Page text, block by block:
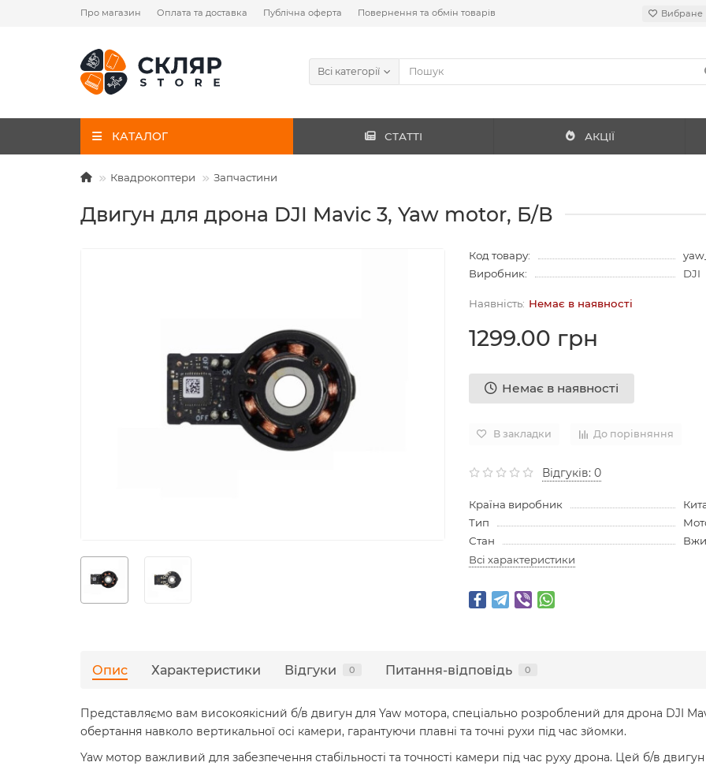
Про магазин Оплата та доставка Публічна оферта Повернення та обмін товарів Вибране
Всі категорії
КАТАЛОГ СТАТТІ АКЦІЇ
Квадрокоптери Запчастини
Двигун для дрона DJI Mavic 3, Yaw motor, Б/В
Код товару:
Виробник:
DJI
Немає в наявності
1299.00 грн
Немає в наявності
В закладки До порівняння
Відгуків: 0
Країна виробник
Тип
Стан
Всі характеристики
Опис Характеристики Відгуки 0 Питання-відповідь 0
Представляємо вам високоякісний б/в двигун для Yaw мотора, спеціально розроблений для дрона DJI
обертання навколо вертикальної осі камери, гарантуючи плавні та точні рухи під час зйомки.
Yaw мотор важливий для забезпечення стабільності та точності камери під час руху дрона. Цей б/в